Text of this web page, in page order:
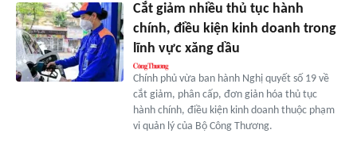
Cắt giảm nhiều thủ tục hành
chính, điều kiện kinh doanh trong
lĩnh vực xăng dầu
Chính phủ vừa ban hành Nghị quyết số 19 về
cắt giảm, phân cấp, đơn giản hóa thủ tục
hành chính, điều kiện kinh doanh thuộc phạm
vi quản lý của Bộ Công Thương.